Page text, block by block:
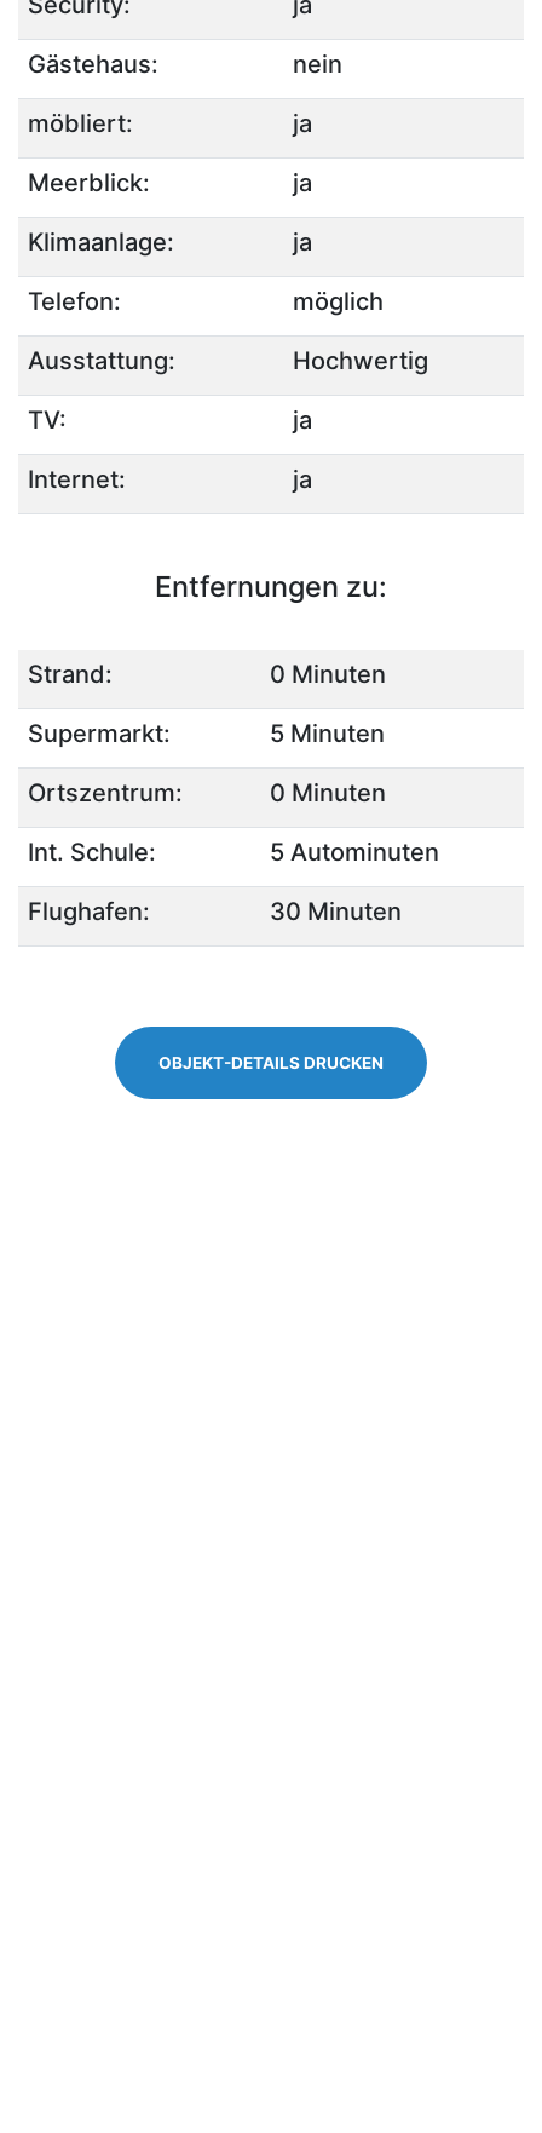
Gästehaus: nein
möbliert: ja
Meerblick: ja
Klimaanlage: ja
Telefon: möglich
Ausstattung: Hochwertig
TV: ja
Internet: ja
Entfernungen zu:
Strand: 0 Minuten
Supermarkt: 5 Minuten
Ortszentrum: 0 Minuten
Int. Schule: 5 Autominuten
Flughafen: 30 Minuten
OBJEKT-DETAILS DRUCKEN